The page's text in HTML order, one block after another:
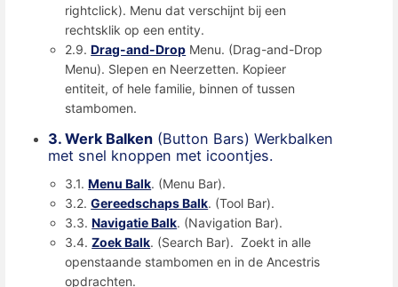
rightclick). Menu dat verschijnt bij een
rechtsklik op een entity.
2.9.Drag-and-Drop Menu. (Drag-and-Drop
Menu). Slepen en Neerzetten. Kopieer
entiteit, of hele familie, binnen of tussen
stambomen.
3. Werk Balken (Button Bars) Werkbalken
met snel knoppen met icoontjes.
3.1.Menu Balk. (Menu Bar).
3.2.Gereedschaps Balk. (Tool Bar).
3.3.Navigatie Balk. (Navigation Bar).
3.4.Zoek Balk. (Search Bar). Zoekt in alle
openstaande stambomen en in de Ancestris
opdrachten.